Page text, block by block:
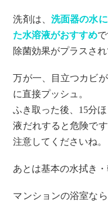
洗剤は、 洗面器の水
た水溶液がおすすめで
除菌効果がプラスされ
万が一、目立つカビ
に直接プッシュ。
ふき取った後、15分
液だれすると危険で
注意してくださいね。
あとは基本の水拭き
マンションの浴室な